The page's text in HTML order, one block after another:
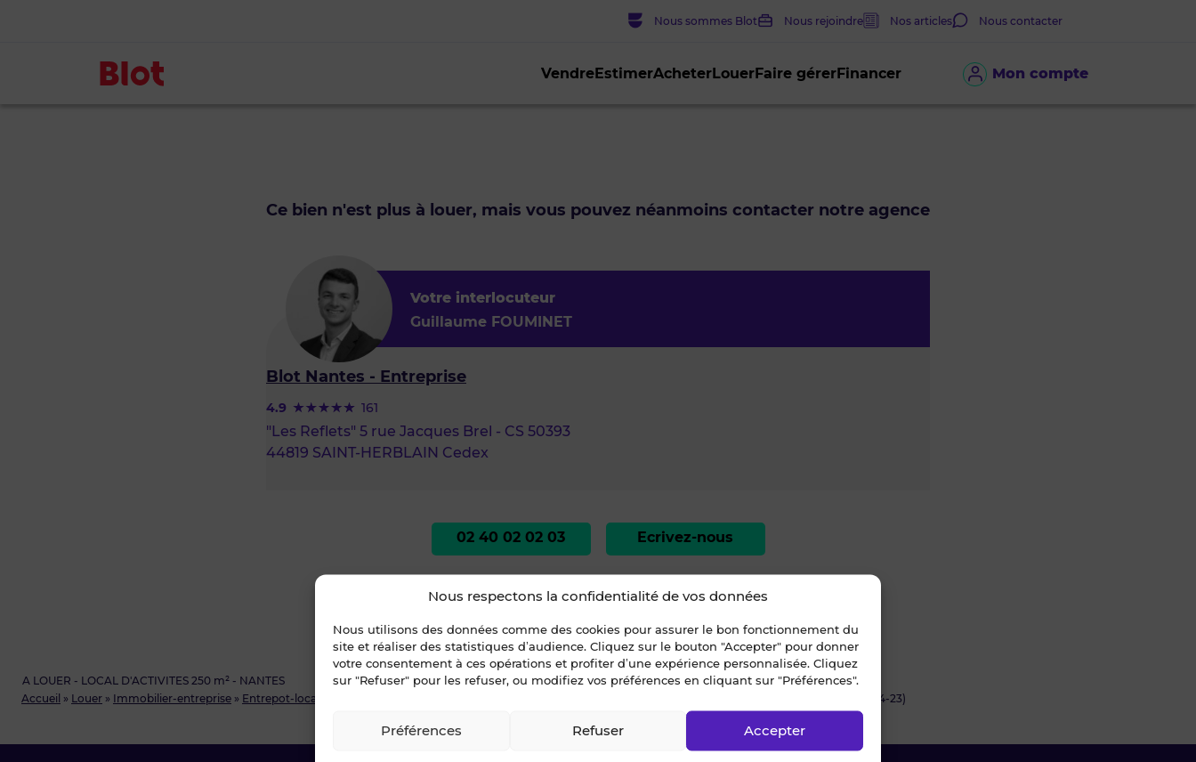
Nous respectons la confidentialité de vos données
Nous utilisons des données comme des cookies pour assurer le bon fonctionnement du
site et réaliser des statistiques d’audience. Cliquez sur le bouton "Accepter" pour donner
votre consentement à ces opérations et profiter d’une expérience personnalisée. Cliquez
sur "Refuser" pour les refuser, ou modifiez vos préférences en cliquant sur "Préférences".
Accepter
Refuser
Préférences
Mon compte
VendreEstimerAcheterLouerFaire gérerFinancer
Nous sommes Blot Nous rejoindre Nos articles Nous contacter
Accueil » Louer » Immobilier-entreprise » Entrepot-local-d-activite A LOUER - LOCAL D'ACTIVITES 250 m² - NANTES (#24465 - 0454-23)
A LOUER - LOCAL D'ACTIVITES 250 m² - NANTES
Ce bien n'est plus à louer, mais vous pouvez néanmoins contacter notre agence
Votre interlocuteur
Guillaume FOUMINET
Blot Nantes - Entreprise
4.9 161
"Les Reflets" 5 rue Jacques Brel - CS 50393
44819 SAINT-HERBLAIN Cedex
02 40 02 02 03 Ecrivez-nous